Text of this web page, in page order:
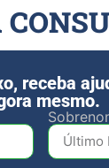
receba
mesmo.